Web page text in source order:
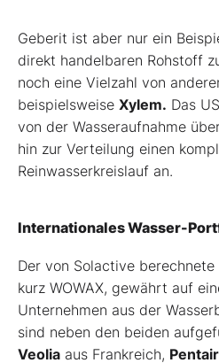
Geberit ist aber nur ein
direkt handelbaren Rohstoff
noch eine Vielzahl von
beispielsweise Xylem. Das
von der Wasseraufnahme
hin zur Verteilung einen
Reinwasserkreislauf an.
Internationales Wasser-
Der von Solactive berechnete
kurz WOWAX, gewährt auf
Unternehmen aus der
sind neben den beiden
Veolia aus Frankreich, Pentair